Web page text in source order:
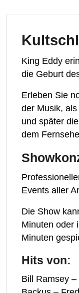
King Eddy
die Geburt
Erleben Sie
der Musik,
und später
dem
Events aller
Die Show
Minuten oder
Minuten
Hits von:
Bill Ramsey